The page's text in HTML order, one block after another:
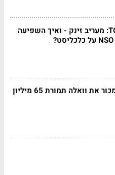
סקר TGI: מעריב זינק - ואיך השפיעה
בזק תמכור את וואלה תמורת 65 מיליון